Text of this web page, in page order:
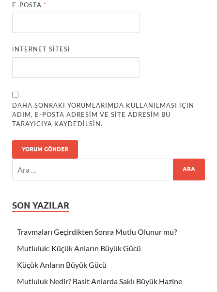
E-POSTA *
İNTERNET SITESI
DAHA SONRAKI YORUMLARIMDA KULLANILMASI IÇIN
ADIM, E-POSTA ADRESIM VE SITE ADRESIM BU
TARAYICIYA KAYDEDILSIN.
SON YAZILAR
Travmaları Geçirdikten Sonra Mutlu Olunur mu?
Mutluluk: Küçük Anların Büyük Gücü
Küçük Anların Büyük Gücü
Mutluluk Nedir? Basit Anlarda Saklı Büyük Hazine